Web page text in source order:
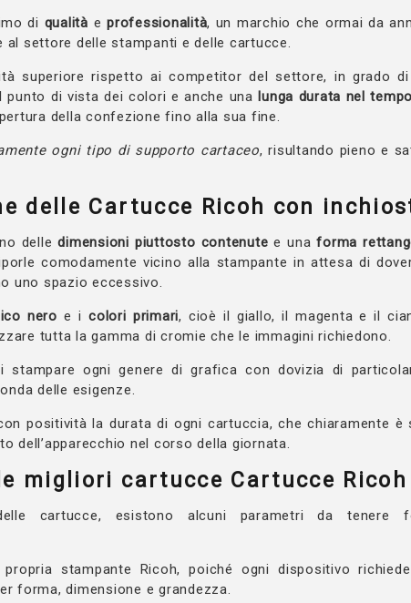
di qualità eprofessionalità, un marchio che ormai da
al settore delle stampanti e delle cartucce.
superiore rispetto ai competitor del settore, in grado di
punto di vista dei colori e anche una lunga durata nel
della confezione fino alla sua fine.
ogni tipo di supporto cartaceo, risultando pieno e
delle Cartucce Ricoh con
delledimensioni piuttosto contenute e unaforma
comodamente vicino alla stampante in attesa di
uno spazio eccessivo.
nero e icolori primari, cioè il giallo, il magenta e il
tutta la gamma di cromie che le immagini richiedono.
stampare ogni genere di grafica con dovizia di
delle esigenze.
positività la durata di ogni cartuccia, che chiaramente è
dell’apparecchio nel corso della giornata.
migliori cartucce Cartucce Ricoh
cartucce, esistono alcuni parametri da tenere
propria stampante Ricoh, poiché ogni dispositivo
forma, dimensione e grandezza.